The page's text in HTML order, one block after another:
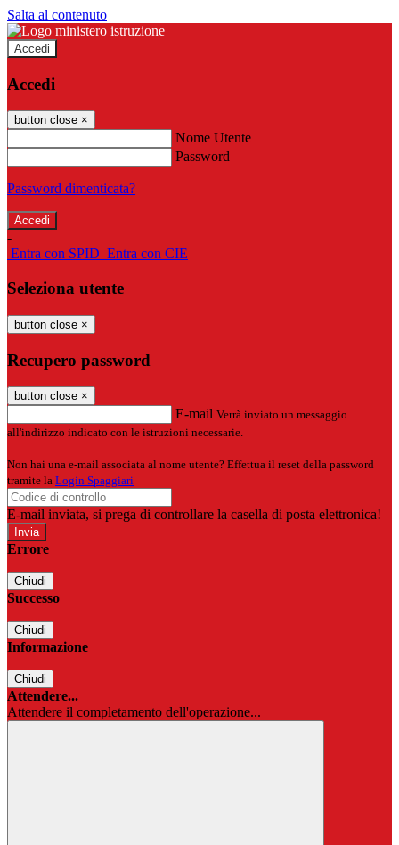
Salta al contenuto
Accedi
Accedi
button close ×
Nome Utente
Password
Password dimenticata?
-
Entra con SPID Entra con CIE
Seleziona utente
button close ×
Recupero password
button close ×
E-mail Verrà inviato un messaggio
all'indirizzo indicato con le istruzioni necessarie.
Non hai una e-mail associata al nome utente? Effettua il reset della password
tramite la Login Spaggiari
E-mail inviata, si prega di controllare la casella di posta elettronica!
Errore
Chiudi
Successo
Chiudi
Informazione
Chiudi
Attendere...
Attendere il completamento dell'operazione...